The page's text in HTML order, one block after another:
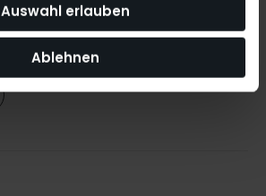
Auswahl erlauben
Ablehnen
ABONNIEREN